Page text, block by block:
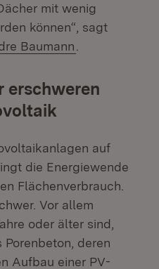
mit wenig
können“, sagt
Baumann
erschweren
auf
die Energiewende
Flächenverbrauch.
Vor allem
oder älter sind,
deren
Aufbau einer PV-